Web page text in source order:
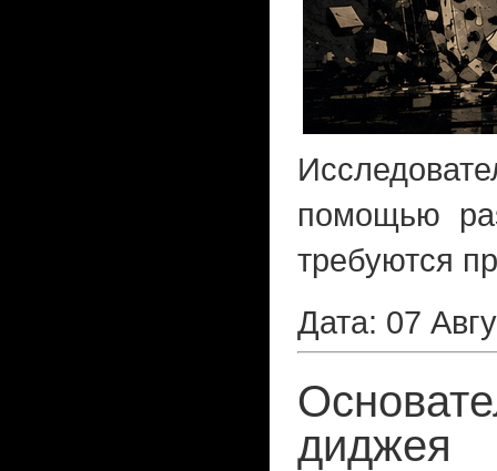
помощью
требуются
Дата: 07
диджея